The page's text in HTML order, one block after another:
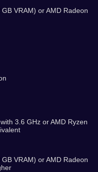
VRAM) or AMD Radeon
3.6 GHz or AMD Ryzen
VRAM) or AMD Radeon